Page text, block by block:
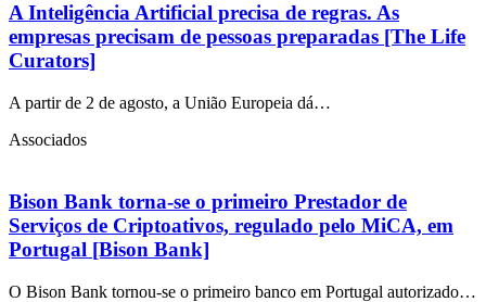
A Inteligência Artificial precisa de regras. As
empresas precisam de pessoas preparadas [The Life
Curators]
A partir de 2 de agosto, a União Europeia dá…
Associados
Bison Bank torna-se o primeiro Prestador de
Serviços de Criptoativos, regulado pelo MiCA, em
Portugal [Bison Bank]
O Bison Bank tornou-se o primeiro banco em Portugal autorizado…